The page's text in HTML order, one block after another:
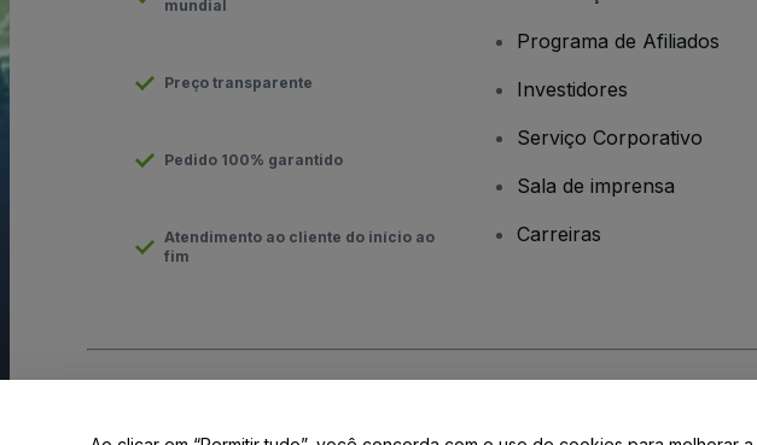
mundial
Preço transparente
Pedido 100% garantido
Atendimento ao cliente do início ao
fim
Programa de Afiliados
Investidores
Serviço Corporativo
Sala de imprensa
Carreiras